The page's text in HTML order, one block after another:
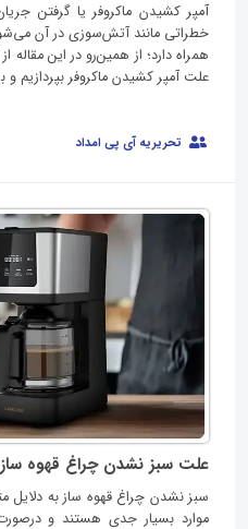
آمپر کشیدن ماکروفر یا گرفتن
خطراتی مانند آتش‌سوزی در آن
همراه دارد؛ از همین‌رو در این
علت آمپر کشیدن ماکروفر بپردازیم و
تحریریه آی پی امداد
علت سبز نشدن چراغ قهوه ساز
سبز نشدن چراغ قهوه ساز به
موارد بسیار جدی هستند و